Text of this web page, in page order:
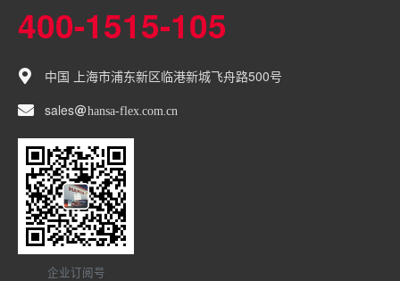
400-1515-105
中国 上海市浦东新区临港新城飞舟路500号
sales
hansa-flex com cn
企业订阅号